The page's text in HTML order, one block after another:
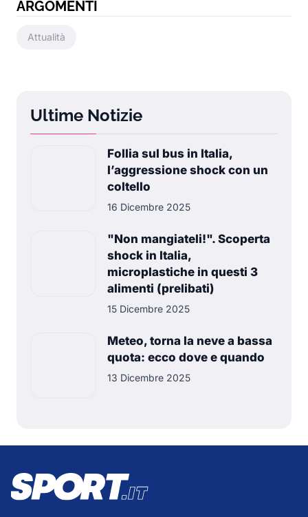
ARGOMENTI
Attualità
Ultime Notizie
Follia sul bus in Italia,
l’aggressione shock con un
coltello
16 Dicembre 2025
"Non mangiateli!". Scoperta
shock in Italia,
microplastiche in questi 3
alimenti (prelibati)
15 Dicembre 2025
Meteo, torna la neve a bassa
quota: ecco dove e quando
13 Dicembre 2025